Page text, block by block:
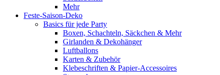
Mehr
Feste-Saison-Deko
Basics für jede Party
Boxen, Schachteln, Säckchen & Mehr
Girlanden & Dekohänger
Luftballons
Karten & Zubehör
Klebeschriften & Papier-Accessoires